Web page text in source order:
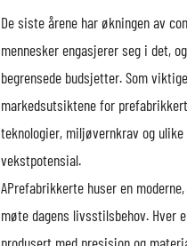
De siste årene har økningen av
mennesker engasjerer seg i det,
begrensede budsjetter. Som
markedsutsiktene for
teknologier, miljøvernkrav og
vekstpotensial.
APrefabrikkerte huser en
møte dagens livsstilsbehov. Hver
produsert med presisjon og